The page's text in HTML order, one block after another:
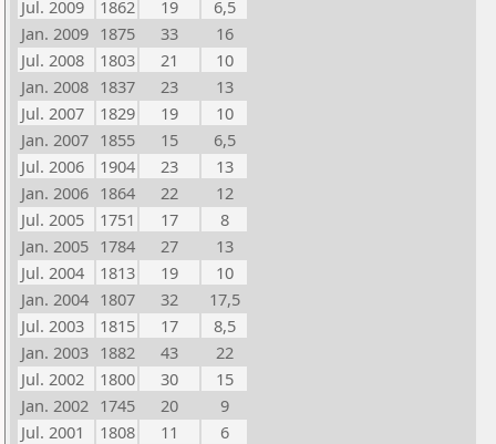
Jul. 2009
1862 19
6,5
Jan. 2009 1875 33
16
Jul. 2008
1803 21
10
Jan. 2008 1837 23
13
Jul. 2007
1829 19
10
Jan. 2007 1855 15
6,5
Jul. 2006
1904 23
13
Jan. 2006 1864 22
12
Jul. 2005
1751 17
8
Jan. 2005 1784 27
13
Jul. 2004
1813 19
10
Jan. 2004 1807 32
17,5
Jul. 2003
1815 17
8,5
Jan. 2003 1882 43
22
Jul. 2002
1800 30
15
Jan. 2002 1745 20
9
Jul. 2001
1808 11
6